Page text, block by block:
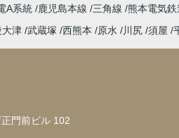
A系統 鹿児島本線 三角線 熊本電気鉄
大津 武蔵塚 西熊本 原水 川尻 須屋
門前ビル 102